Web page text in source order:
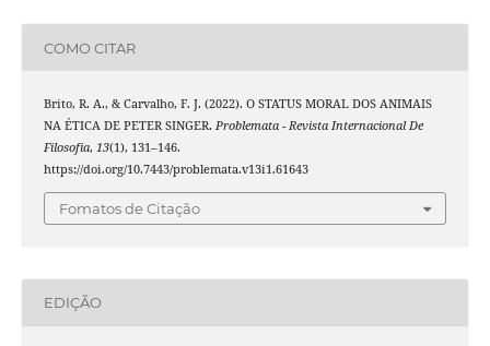
COMO CITAR
Brito, R. A., & Carvalho, F. J. (2022). O STATUS MORAL DOS ANIMAIS
NA ÉTICA DE PETER SINGER. Problemata - Revista Internacional De
Filosofia, 13(1), 131–146.
https://doi.org/10.7443/problemata.v13i1.61643
Fomatos de Citação
EDIÇÃO